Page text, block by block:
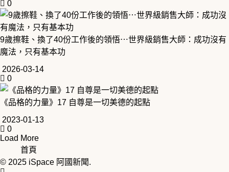
0
9歲擦鞋、換了40份工作後的領悟⋯世界級銷售大師：成功沒有
魔法，只有基本功
2026-03-14
0
《品格的力量》17 自尊是一切美德的起點
2023-01-13
0
Load More
首頁
© 2025 iSpace 阿國新聞.